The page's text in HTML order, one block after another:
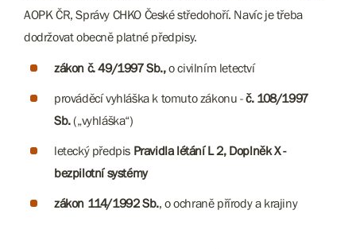
AOPK ČR, Správy CHKO České středohoří. Navíc je třeba
dodržovat obecně platné předpisy.
zákon č. 49/1997 Sb.,o civilním letectví
prováděcí vyhláška k tomuto zákonu -č. 108/1997
Sb.(„vyhláška“)
letecký předpis Pravidla létání L 2, Doplněk X -
bezpilotní systémy
zákon 114/1992 Sb., o ochraně přírody a krajiny